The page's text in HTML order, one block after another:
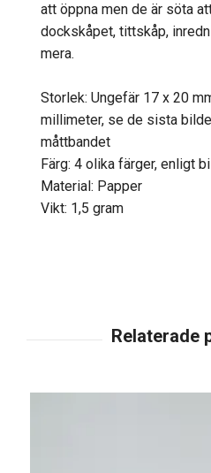
att öppna men de är söta
dockskåpet, tittskåp,
mera.
Storlek: Ungefär 17 x 20
millimeter, se de sista
måttbandet
Färg: 4 olika färger, enligt
Material: Papper
Vikt: 1,5 gram